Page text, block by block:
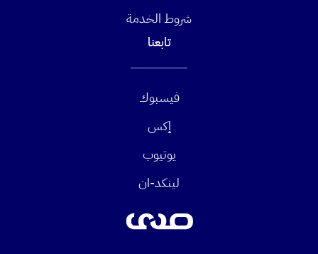
شروط الخدمة
تابعنا
فيسبوك
إكس
يوتيوب
لينكد-ان